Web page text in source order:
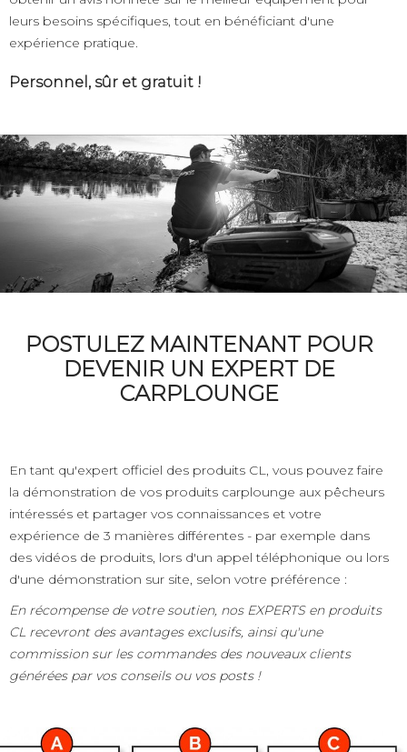
leurs besoins spécifiques, tout en bénéficiant d'une
expérience pratique.
Personnel, sûr et gratuit !
POSTULEZ MAINTENANT POUR
DEVENIR UN EXPERT DE
CARPLOUNGE
En tant qu'expert officiel des produits CL, vous pouvez faire
la démonstration de vos produits carplounge aux pêcheurs
intéressés et partager vos connaissances et votre
expérience de 3 manières différentes - par exemple dans
des vidéos de produits, lors d'un appel téléphonique ou lors
d'une démonstration sur site, selon votre préférence :
En récompense de votre soutien, nos EXPERTS en produits
CL recevront des avantages exclusifs, ainsi qu'une
commission sur les commandes des nouveaux clients
générées par vos conseils ou vos posts !